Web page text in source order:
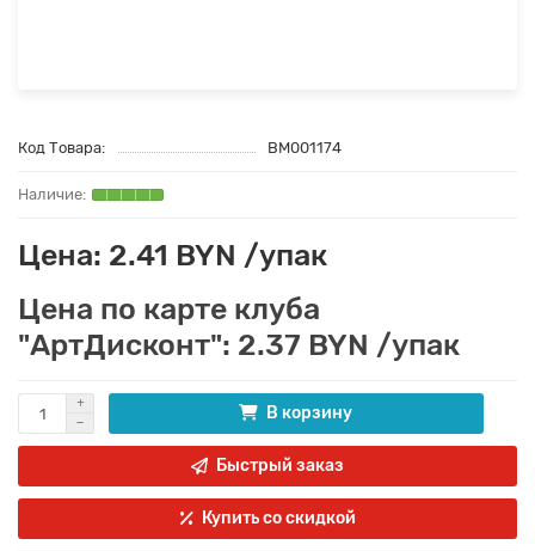
Код Товара: BM001174
Цена: 2.41 BYN /упак
Цена по карте клуба
"АртДисконт": 2.37 BYN /упак
В корзину
Быстрый заказ
Купить со скидкой